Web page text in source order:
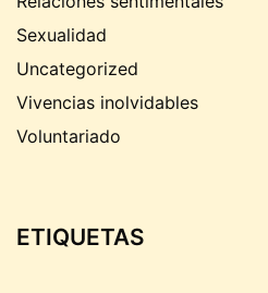
Sexualidad
Uncategorized
Vivencias inolvidables
Voluntariado
ETIQUETAS